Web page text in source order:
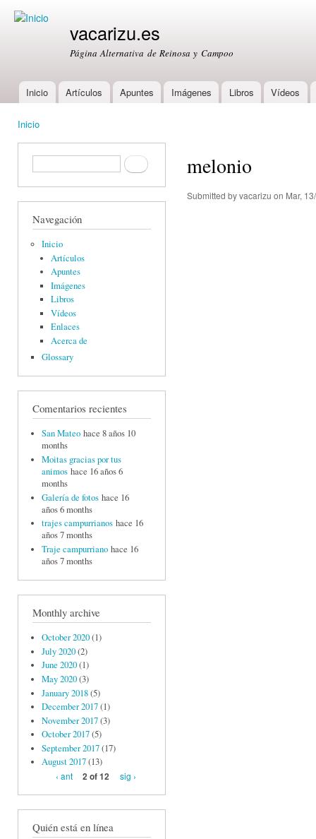
vacarizu.es
Página Alternativa de Reinosa y Campoo
Main menu
Inicio Artículos Apuntes Imágenes Libros Vídeos
Inicio
Formulario de búsquedaBuscar
Navegación
Inicio
Artículos
Apuntes
Imágenes
Libros
Vídeos
Enlaces
Acerca de
Glossary
Comentarios recientes
San Mateo hace 8 años 10
months
Moitas gracias por tus
animos hace 16 años 6
months
Galería de fotos hace 16
años 6 months
trajes campurrianos hace 16
años 7 months
Traje campurriano hace 16
años 7 months
Monthly archive
October 2020(1)
July 2020(2)
June 2020(1)
May 2020(3)
January 2018(5)
December 2017(1)
November 2017(3)
October 2017(5)
September 2017(17)
August 2017(13)
‹ ant
2 of 12 sig ›
Quién está en línea
melonio
Submitted byvacarizu on Mar,